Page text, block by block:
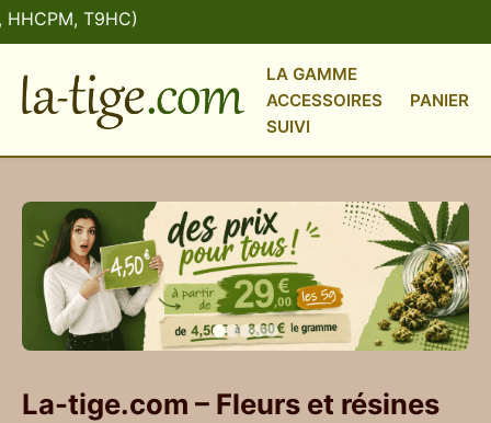
T9HC)
LA GAMME
ACCESSOIRES
PANIER
SUIVI
La-tige.com – Fleurs et résines